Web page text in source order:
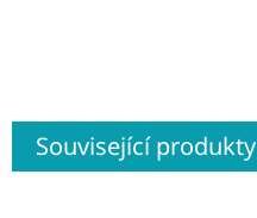
Související produkty